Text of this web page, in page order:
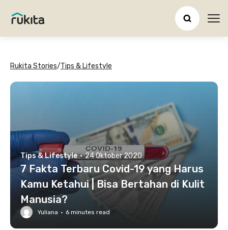
Rukita Stories/Tips & Lifestyle
Tips & Lifestyle · 24 Oktober 2020
7 Fakta Terbaru Covid-19 yang Harus
Kamu Ketahui | Bisa Bertahan di Kulit
Manusia?
Yuliana · 6 minutes read